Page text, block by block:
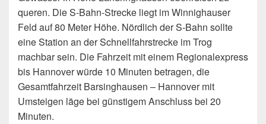
queren. Die S-Bahn-Strecke liegt im Winnighauser
Feld auf 80 Meter Höhe. Nördlich der S-Bahn sollte
eine Station an der Schnellfahrstrecke im Trog
machbar sein. Die Fahrzeit mit einem Regionalexpress
bis Hannover würde 10 Minuten betragen, die
Gesamtfahrzeit Barsinghausen – Hannover mit
Umsteigen läge bei günstigem Anschluss bei 20
Minuten.